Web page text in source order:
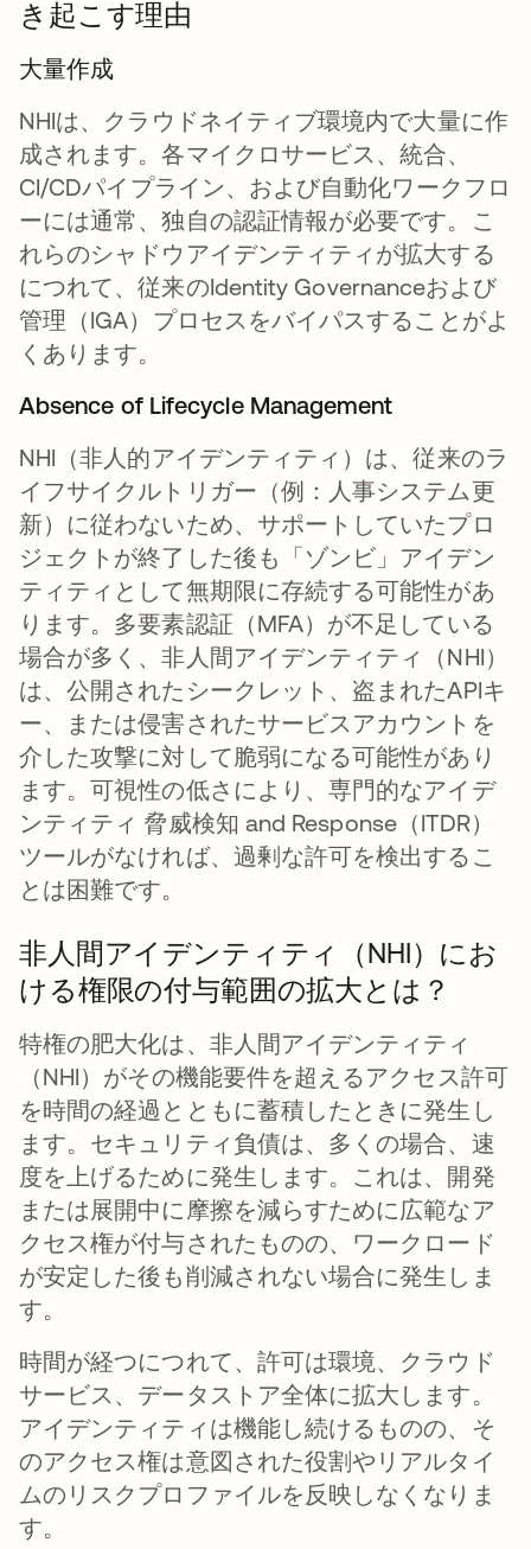
き起こす理由
大量作成
NHIは、クラウドネイティブ環境内で大量に作
成されます。各マイクロサービス、統合、
CI/CDパイプライン、および自動化ワークフロ
ーには通常、独自の認証情報が必要です。こ
れらのシャドウアイデンティティが拡大する
につれて、従来のIdentity Governanceおよび
管理（IGA）プロセスをバイパスすることがよ
くあります。
Absence of Lifecycle Management
NHI（非人的アイデンティティ）は、従来のラ
イフサイクルトリガー（例：人事システム更
新）に従わないため、サポートしていたプロ
ジェクトが終了した後も「ゾンビ」アイデン
ティティとして無期限に存続する可能性があ
ります。多要素認証（MFA）が不足している
場合が多く、非人間アイデンティティ（NHI）
は、公開されたシークレット、盗まれたAPIキ
ー、または侵害されたサービスアカウントを
介した攻撃に対して脆弱になる可能性があり
ます。可視性の低さにより、専門的なアイデ
ンティティ 脅威検知 and Response（ITDR）
ツールがなければ、過剰な許可を検出するこ
とは困難です。
非人間アイデンティティ（NHI）にお
ける権限の付与範囲の拡大とは？
特権の肥大化は、非人間アイデンティティ
（NHI）がその機能要件を超えるアクセス許可
を時間の経過とともに蓄積したときに発生し
ます。セキュリティ負債は、多くの場合、速
度を上げるために発生します。これは、開発
または展開中に摩擦を減らすために広範なア
クセス権が付与されたものの、ワークロード
が安定した後も削減されない場合に発生しま
す。
時間が経つにつれて、許可は環境、クラウド
サービス、データストア全体に拡大します。
アイデンティティは機能し続けるものの、そ
のアクセス権は意図された役割やリアルタイ
ムのリスクプロファイルを反映しなくなりま
す。